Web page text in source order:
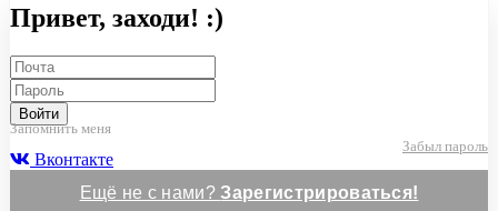
Привет, заходи! :)
Войти
Запомнить меня
Забыл пароль
Вконтакте
Ещё не с нами?Зарегистрироваться!